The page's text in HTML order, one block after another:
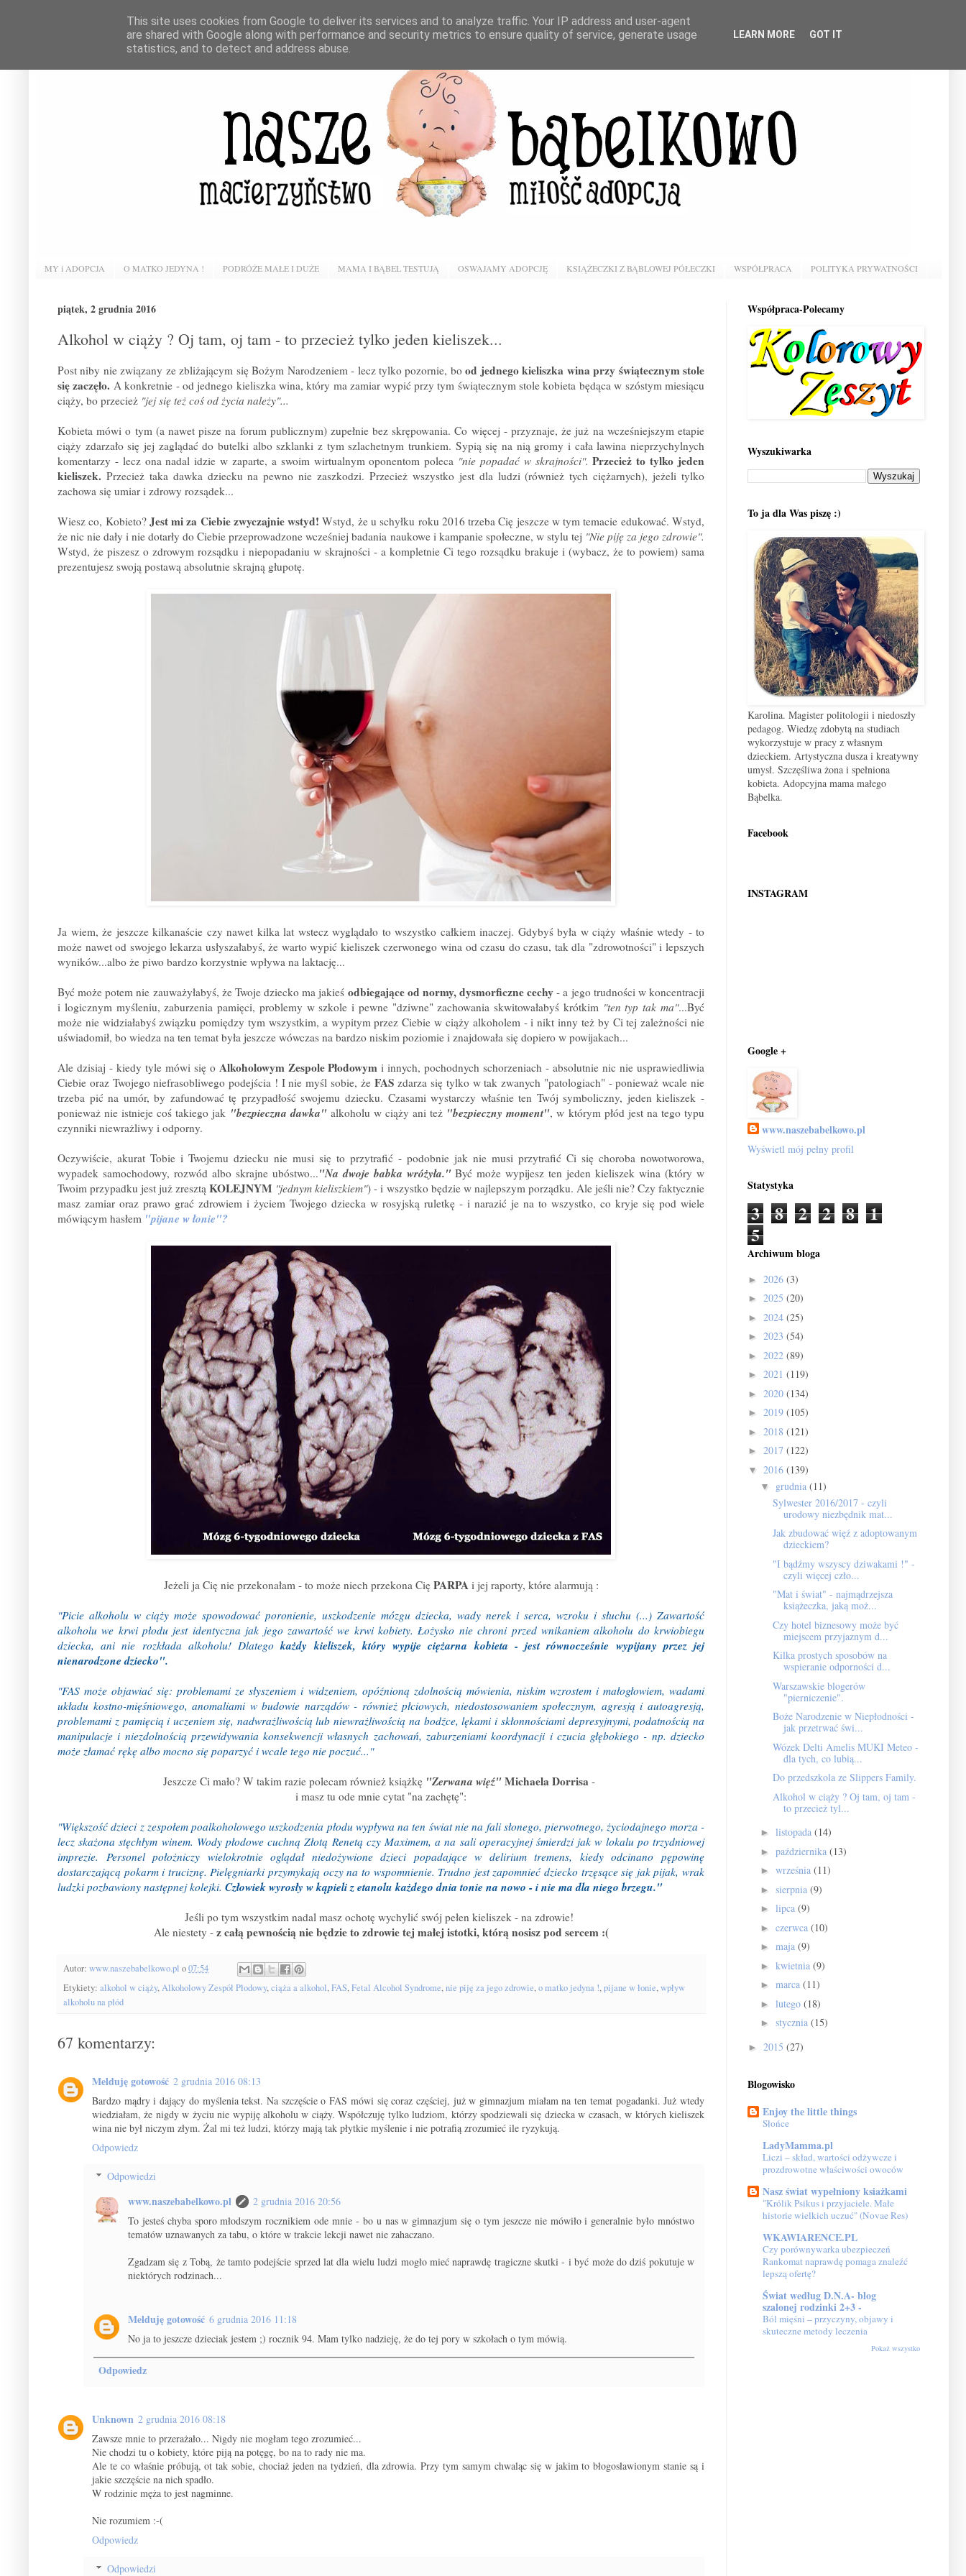
MY i ADOPCJA O MATKO JEDYNA ! PODRÓŻE MAŁE I DUŻE MAMA I BĄBEL TESTUJĄ OSWAJAMY ADOPCJĘ KSIĄŻECZKI Z BĄBLOWEJ PÓŁECZKI WSPÓŁPRACA POLITYKA PRYWATNOŚCI
piątek, 2 grudnia 2016
Alkohol w ciąży ? Oj tam, oj tam - to przecież tylko jeden kieliszek...
Post niby nie związany ze zbliżającym się Bożym Narodzeniem - lecz tylko pozornie, bood jednego kieliszka wina przy świątecznym stole
się zaczęło. A konkretnie - od jednego kieliszka wina, który ma zamiar wypić przy tym świątecznym stole kobieta będąca w szóstym miesiącu
ciąży, bo przecież "jej się też coś od życia należy"...
Kobieta mówi o tym (a nawet pisze na forum publicznym) zupełnie bez skrępowania. Co więcej - przyznaje, że już na wcześniejszym etapie
ciąży zdarzało się jej zaglądać do butelki albo szklanki z tym szlachetnym trunkiem. Sypią się na nią gromy i cała lawina nieprzychylnych
komentarzy - lecz ona nadal idzie w zaparte, a swoim wirtualnym oponentom poleca "nie popadać w skrajności".Przecież to tylko jeden
kieliszek. Przecież taka dawka dziecku na pewno nie zaszkodzi. Przecież wszystko jest dla ludzi (również tych ciężarnych), jeżeli tylko
zachowa się umiar i zdrowy rozsądek...
Wiesz co, Kobieto? Jest mi za Ciebie zwyczajnie wstyd!Wstyd, że u schyłku roku 2016 trzeba Cię jeszcze w tym temacie edukować. Wstyd,
że nic nie dały i nie dotarły do Ciebie przeprowadzone wcześniej badania naukowe i kampanie społeczne, w stylu tej "Nie piję za jego zdrowie".
Wstyd, że piszesz o zdrowym rozsądku i niepopadaniu w skrajności - a kompletnie Ci tego rozsądku brakuje i (wybacz, że to powiem) sama
prezentujesz swoją postawą absolutnie skrajną głupotę.
Ja wiem, że jeszcze kilkanaście czy nawet kilka lat wstecz wyglądało to wszystko całkiem inaczej. Gdybyś była w ciąży właśnie wtedy - to
może nawet od swojego lekarza usłyszałabyś, że warto wypić kieliszek czerwonego wina od czasu do czasu, tak dla "zdrowotności" i lepszych
wyników...albo że piwo bardzo korzystnie wpływa na laktację...
Być może potem nie zauważyłabyś, że Twoje dziecko ma jakieś odbiegające od normy, dysmorficzne cechy - a jego trudności w koncentracji
i logicznym myśleniu, zaburzenia pamięci, problemy w szkole i pewne "dziwne" zachowania skwitowałabyś krótkim "ten typ tak ma"...Być
może nie widziałabyś związku pomiędzy tym wszystkim, a wypitym przez Ciebie w ciąży alkoholem - i nikt inny też by Ci tej zależności nie
uświadomił, bo wiedza na ten temat była jeszcze wówczas na bardzo niskim poziomie i znajdowała się dopiero w powijakach...
Ale dzisiaj - kiedy tyle mówi się o Alkoholowym Zespole Płodowym i innych, pochodnych schorzeniach - absolutnie nic nie usprawiedliwia
Ciebie oraz Twojego niefrasobliwego podejścia ! I nie myśl sobie, że FAS zdarza się tylko w tak zwanych "patologiach" - ponieważ wcale nie
trzeba pić na umór, by zafundować tę przypadłość swojemu dziecku. Czasami wystarczy właśnie ten Twój symboliczny, jeden kieliszek -
ponieważ nie istnieje coś takiego jak "bezpieczna dawka" alkoholu w ciąży ani też "bezpieczny moment", w którym płód jest na tego typu
czynniki niewrażliwy i odporny.
Oczywiście, akurat Tobie i Twojemu dziecku nie musi się to przytrafić - podobnie jak nie musi przytrafić Ci się choroba nowotworowa,
wypadek samochodowy, rozwód albo skrajne ubóstwo..."Na dwoje babka wróżyła." Być może wypijesz ten jeden kieliszek wina (który w
Twoim przypadku jest już zresztąKOLEJNYM "jednym kieliszkiem") - i wszystko będzie w najlepszym porządku. Ale jeśli nie? Czy faktycznie
masz zamiar oraz prawo grać zdrowiem i życiem Twojego dziecka w rosyjską ruletkę - i narazić je na to wszystko, co kryje się pod wiele
mówiącym hasłem "pijane w łonie"?
Jeżeli ja Cię nie przekonałam - to może niech przekona Cię PARPA i jej raporty, które alarmują :
"Picie alkoholu w ciąży może spowodować poronienie, uszkodzenie mózgu dziecka, wady nerek i serca, wzroku i słuchu (...) Zawartość
alkoholu we krwi płodu jest identyczna jak jego zawartość we krwi kobiety. Łożysko nie chroni przed wnikaniem alkoholu do krwiobiegu
dziecka, ani nie rozkłada alkoholu! Dlategokażdy kieliszek, który wypije ciężarna kobieta - jest równocześnie wypijany przez jej
nienarodzone dziecko".
"FAS może objawiać się: problemami ze słyszeniem i widzeniem, opóźnioną zdolnością mówienia, niskim wzrostem i małogłowiem, wadami
układu kostno-mięśniowego, anomaliami w budowie narządów - również płciowych, niedostosowaniem społecznym, agresją i autoagresją,
problemami z pamięcią i uczeniem się, nadwrażliwością lub niewrażliwością na bodźce, lękami i skłonnościami depresyjnymi, podatnością na
manipulacje i niezdolnością przewidywania konsekwencji własnych zachowań, zaburzeniami koordynacji i czucia głębokiego - np. dziecko
może złamać rękę albo mocno się poparzyć i wcale tego nie poczuć..."
Jeszcze Ci mało? W takim razie polecam również książkę "Zerwana więź" Michaela Dorrisa -
i masz tu ode mnie cytat "na zachętę":
"Większość dzieci z zespołem poalkoholowego uszkodzenia płodu wypływa na ten świat nie na fali słonego, pierwotnego, życiodajnego morza -
lecz skażona stęchłym winem. Wody płodowe cuchną Złotą Renetą czy Maximem, a na sali operacyjnej śmierdzi jak w lokalu po trzydniowej
imprezie. Personel położniczy wielokrotnie oglądał niedożywione dzieci popadające w delirium tremens, kiedy odcinano pępowinę
dostarczającą pokarm i truciznę. Pielęgniarki przymykają oczy na to wspomnienie. Trudno jest zapomnieć dziecko trzęsące się jak pijak, wrak
ludzki pozbawiony następnej kolejki. Człowiek wyrosły w kąpieli z etanolu każdego dnia tonie na nowo - i nie ma dla niego brzegu."
Jeśli po tym wszystkim nadal masz ochotę wychylić swój pełen kieliszek - na zdrowie!
Ale niestety - z całą pewnością nie będzie to zdrowie tej małej istotki, którą nosisz pod sercem :(
Autor: www.naszebabelkowo.pl o07:54
Etykiety: alkohol w ciąży,Alkoholowy Zespół Płodowy,ciąża a alkohol,FAS,Fetal Alcohol Syndrome,nie piję za jego zdrowie,o matko jedyna !,pijane w łonie,wpływ
alkoholu na płód
67 komentarzy:
Melduję gotowość 2 grudnia 2016 08:13
Bardzo mądry i dający do myślenia tekst. Na szczęście o FAS mówi się coraz częściej, już w gimnazjum miałam na ten temat pogadanki. Już wtedy
wiedziałam, że nigdy w życiu nie wypiję alkoholu w ciąży. Współczuję tylko ludziom, którzy spodziewali się dziecka w czasach, w których kieliszek
wina nie był niczym złym. Żal mi też ludzi, którzy mają tak płytkie myślenie i nie potrafią zrozumieć ile ryzykują.
Odpowiedz
Odpowiedzi
www.naszebabelkowo.pl
2 grudnia 2016 20:56
To jesteś chyba sporo młodszym rocznikiem ode mnie - bo u nas w gimnazjum się o tym jeszcze nie mówiło i generalnie było mnóstwo
tematów uznawanych za tabu, o które w trakcie lekcji nawet nie zahaczano.
Zgadzam się z Tobą, że tamto podejście sprzed lat dla wielu ludzi mogło mieć naprawdę tragiczne skutki - i być może do dziś pokutuje w
niektórych rodzinach...
Melduję gotowość 6 grudnia 2016 11:18
No ja to jeszcze dzieciak jestem ;) rocznik 94. Mam tylko nadzieję, że do tej pory w szkołach o tym mówią.
Odpowiedz
Unknown 2 grudnia 2016 08:18
Zawsze mnie to przerażało... Nigdy nie mogłam tego zrozumieć...
Nie chodzi tu o kobiety, które piją na potęgę, bo na to rady nie ma.
Ale te co właśnie próbują, ot tak sobie, chociaż jeden na tydzień, dla zdrowia. Przy tym samym chwaląc się w jakim to błogosławionym stanie są i
jakie szczęście na nich spadło.
W rodzinie męża to jest nagminne.
Nie rozumiem :-(
Odpowiedz
Odpowiedzi
Współpraca-Polecamy
Wyszukiwarka
To ja dla Was piszę :)
Karolina. Magister politologii i niedoszły
pedagog. Wiedzę zdobytą na studiach
wykorzystuje w pracy z własnym
dzieckiem. Artystyczna dusza i kreatywny
umysł. Szczęśliwa żona i spełniona
kobieta. Adopcyjna mama małego
Bąbelka.
Facebook
INSTAGRAM
Google +
www.naszebabelkowo.pl
Wyświetl mój pełny profil
Statystyka
3 8 2 2 8 1
5
Archiwum bloga
► 2026 (3)
► 2025 (20)
► 2024 (25)
► 2023 (54)
► 2022 (89)
► 2021 (119)
► 2020 (134)
► 2019 (105)
► 2018 (121)
► 2017 (122)
▼ 2016 (139)
▼ grudnia (11)
Sylwester 2016/2017 - czyli
urodowy niezbędnik mat...
Jak zbudować więź z adoptowanym
dzieckiem?
"I bądźmy wszyscy dziwakami !" -
czyli więcej czło...
"Mat i świat" - najmądrzejsza
książeczka, jaką moż...
Czy hotel biznesowy może być
miejscem przyjaznym d...
Kilka prostych sposobów na
wspieranie odporności d...
Warszawskie blogerów
"pierniczenie".
Boże Narodzenie w Niepłodności -
jak przetrwać świ...
Wózek Delti Amelis MUKI Meteo -
dla tych, co lubią...
Do przedszkola ze Slippers Family.
Alkohol w ciąży ? Oj tam, oj tam -
to przecież tyl...
► listopada (14)
► października (13)
► września (11)
► sierpnia (9)
► lipca (9)
► czerwca (10)
► maja (9)
► kwietnia (9)
► marca (11)
► lutego (18)
► stycznia (15)
► 2015 (27)
Blogowisko
Enjoy the little things
Słońce
LadyMamma.pl
Liczi – skład, wartości odżywcze i
prozdrowotne właściwości owoców
Nasz świat wypełniony ksiażkami
"Królik Psikus i przyjaciele. Małe
historie wielkich uczuć" (Novae Res)
WKAWIARENCE.PL
Czy porównywarka ubezpieczeń
Rankomat naprawdę pomaga znaleźć
lepszą ofertę?
Świat według D.N.A- blog
szalonej rodzinki 2+3 -
Ból mięśni – przyczyny, objawy i
skuteczne metody leczenia
Pokaż wszystko
This site uses cookies from Google to deliver its services and to analyze traffic. Your IP address and user-agent
are shared with Google along with performance and security metrics to ensure quality of service, generate usage
statistics, and to detect and address abuse.
LEARN MORE GOT IT